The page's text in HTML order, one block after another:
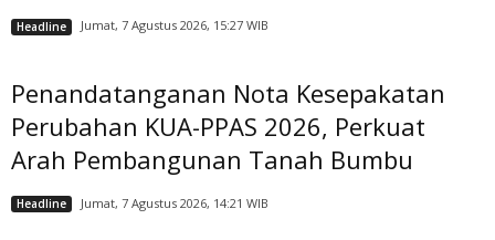
Headline Jumat, 7 Agustus 2026, 15:27 WIB
Penandatanganan Nota Kesepakatan
Perubahan KUA-PPAS 2026, Perkuat
Arah Pembangunan Tanah Bumbu
Headline Jumat, 7 Agustus 2026, 14:21 WIB